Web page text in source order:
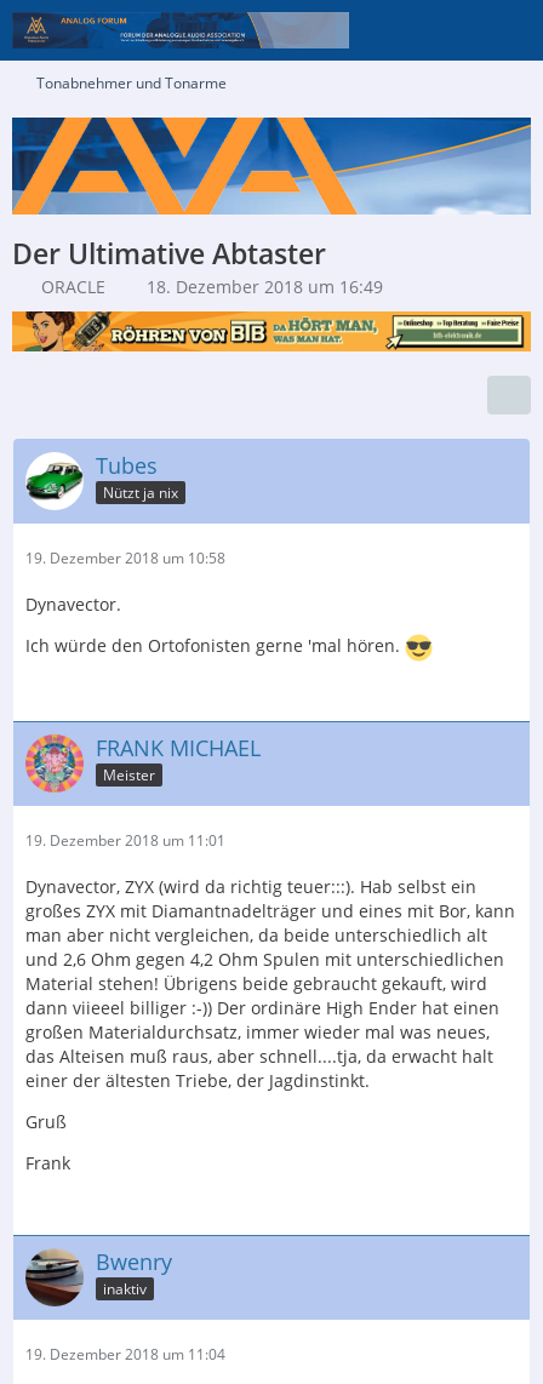
Tonabnehmer und Tonarme
Der Ultimative Abtaster
ORACLE 18. Dezember 2018 um 16:49
Tubes
Nützt ja nix
19. Dezember 2018 um 10:58
Dynavector.
Ich würde den Ortofonisten gerne 'mal hören.
FRANK MICHAEL
Meister
19. Dezember 2018 um 11:01
Dynavector, ZYX (wird da richtig teuer:::). Hab selbst ein
großes ZYX mit Diamantnadelträger und eines mit Bor, kann
man aber nicht vergleichen, da beide unterschiedlich alt
und 2,6 Ohm gegen 4,2 Ohm Spulen mit unterschiedlichen
Material stehen! Übrigens beide gebraucht gekauft, wird
dann viieeel billiger :-)) Der ordinäre High Ender hat einen
großen Materialdurchsatz, immer wieder mal was neues,
das Alteisen muß raus, aber schnell....tja, da erwacht halt
einer der ältesten Triebe, der Jagdinstinkt.
Gruß
Frank
Bwenry
inaktiv
19. Dezember 2018 um 11:04